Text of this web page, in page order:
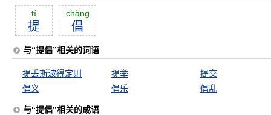
tí
提
chàng
倡
与“提倡”相关的词语
提丢斯波得定则 提举
提交
倡义
倡乐 倡乱
与“提倡”相关的成语